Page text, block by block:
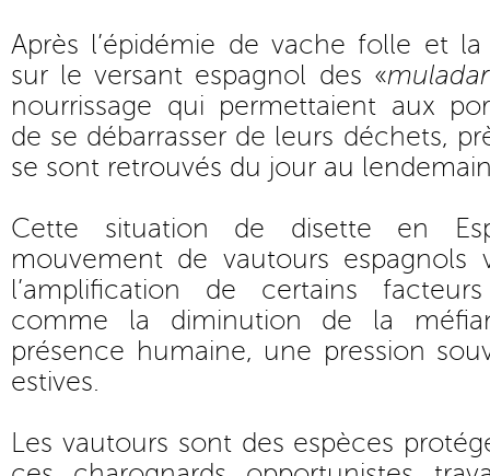
Après l’épidémie de vache folle et
sur le versant espagnol des «
nourrissage qui permettaient aux
de se débarrasser de leurs déchets,
se sont retrouvés du jour au
Cette situation de disette en
mouvement de vautours espagnols
l’amplification de certains
comme la diminution de la
présence humaine, une pression
estives.
Les vautours sont des espèces